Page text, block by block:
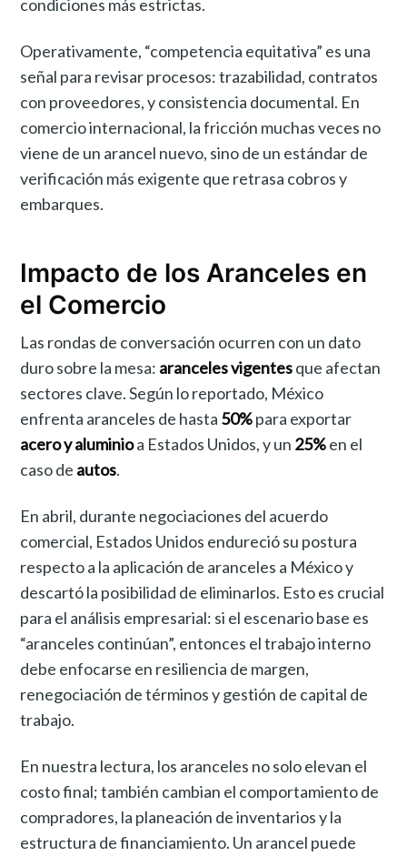
condiciones más estrictas.
Operativamente, “competencia equitativa” es una
señal para revisar procesos: trazabilidad, contratos
con proveedores, y consistencia documental. En
comercio internacional, la fricción muchas veces no
viene de un arancel nuevo, sino de un estándar de
verificación más exigente que retrasa cobros y
embarques.
Impacto de los Aranceles en
el Comercio
Las rondas de conversación ocurren con un dato
duro sobre la mesa: aranceles vigentesque afectan
sectores clave. Según lo reportado, México
enfrenta aranceles de hasta 50%para exportar
acero y aluminioa Estados Unidos, y un 25%en el
caso de autos.
En abril, durante negociaciones del acuerdo
comercial, Estados Unidos endureció su postura
respecto a la aplicación de aranceles a México y
descartó la posibilidad de eliminarlos. Esto es crucial
para el análisis empresarial: si el escenario base es
“aranceles continúan”, entonces el trabajo interno
debe enfocarse en resiliencia de margen,
renegociación de términos y gestión de capital de
trabajo.
En nuestra lectura, los aranceles no solo elevan el
costo final; también cambian el comportamiento de
compradores, la planeación de inventarios y la
estructura de financiamiento. Un arancel puede